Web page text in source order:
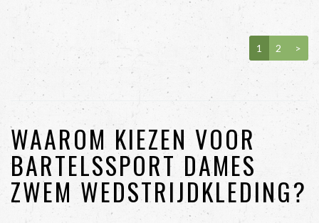
1 2 >
WAAROM KIEZEN VOOR
BARTELSSPORT DAMES
ZWEM WEDSTRIJDKLEDING?